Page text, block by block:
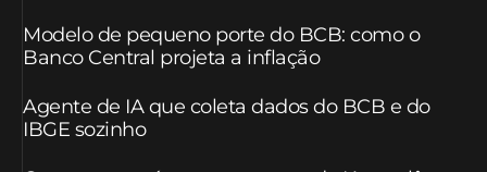
Modelo de pequeno porte do BCB: como o
Banco Central projeta a inflação
Agente de IA que coleta dados do BCB e do
IBGE sozinho